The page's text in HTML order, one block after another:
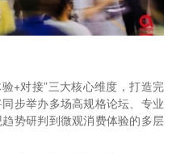
+对接”三大核心维度，打造完
步举办多场高规格论坛、专业
势研判到微观消费体验的多层